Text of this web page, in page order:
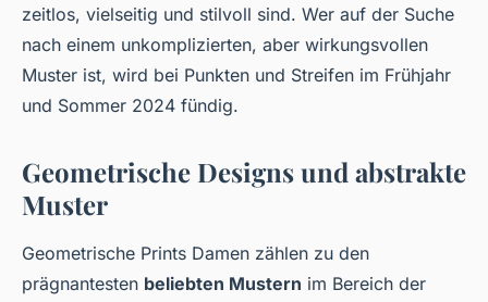
zeitlos, vielseitig und stilvoll sind. Wer auf der Suche
nach einem unkomplizierten, aber wirkungsvollen
Muster ist, wird bei Punkten und Streifen im Frühjahr
und Sommer 2024 fündig.
Geometrische Designs und abstrakte
Muster
Geometrische Prints Damen zählen zu den
prägnantesten beliebten Mustern im Bereich der